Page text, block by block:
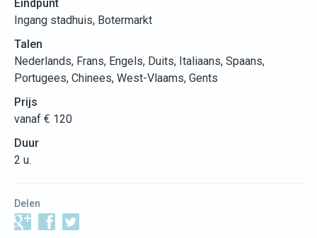
Eindpunt
Ingang stadhuis, Botermarkt
Talen
Nederlands, Frans, Engels, Duits, Italiaans, Spaans,
Portugees, Chinees, West-Vlaams, Gents
Prijs
vanaf € 120
Duur
2 u.
Delen